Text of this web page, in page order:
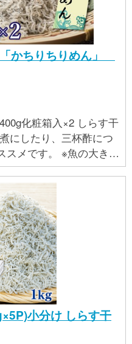
かちりちりめん」
化粧箱入×2 しらす干
にしたり、三杯酢につ
スメです。 ※魚の大きさ
すので常に一定ではあ
によって異なる場合
い。 【賞味期限】冷凍2
む） 【保存方法】要冷
稚魚、食
海生ﾌﾟﾗﾝｸﾄﾝ等が混獲
示（100
たんぱく質 40.5g 脂
数値は日本食
た推定値です。 【アレ
特定原材料に準ずる20
小分け しらす干